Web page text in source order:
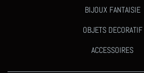
BIJOUX FANTAISIE
OBJETS DECORATIF
ACCESSOIRES